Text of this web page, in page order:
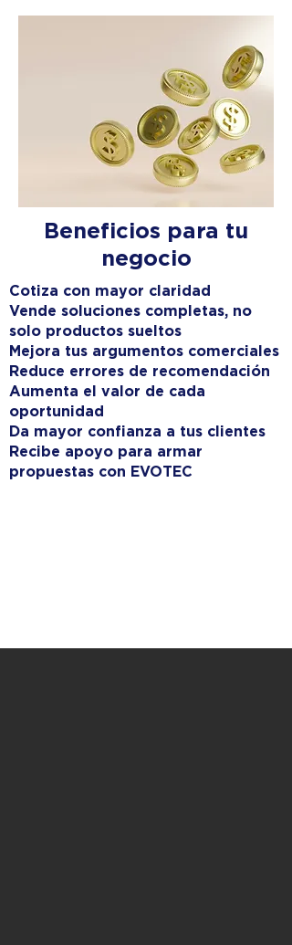
Beneficios para tu
negocio
Cotiza con mayor claridad
Vende soluciones completas, no
solo productos sueltos
Mejora tus argumentos comerciales
Reduce errores de recomendación
Aumenta el valor de cada
oportunidad
Da mayor confianza a tus clientes
Recibe apoyo para armar
propuestas con EVOTEC